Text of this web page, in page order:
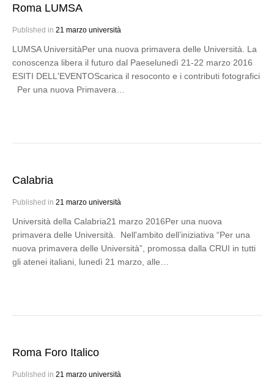
Roma LUMSA
Published in 21 marzo università
LUMSA UniversitàPer una nuova primavera delle Università. La
conoscenza libera il futuro dal Paeselunedì 21-22 marzo 2016
ESITI DELL'EVENTOScarica il resoconto e i contributi fotografici
Per una nuova Primavera…
Calabria
Published in 21 marzo università
Università della Calabria21 marzo 2016Per una nuova
primavera delle Università. Nell'ambito dell’iniziativa “Per una
nuova primavera delle Università”, promossa dalla CRUI in tutti
gli atenei italiani, lunedì 21 marzo, alle…
Roma Foro Italico
Published in 21 marzo università